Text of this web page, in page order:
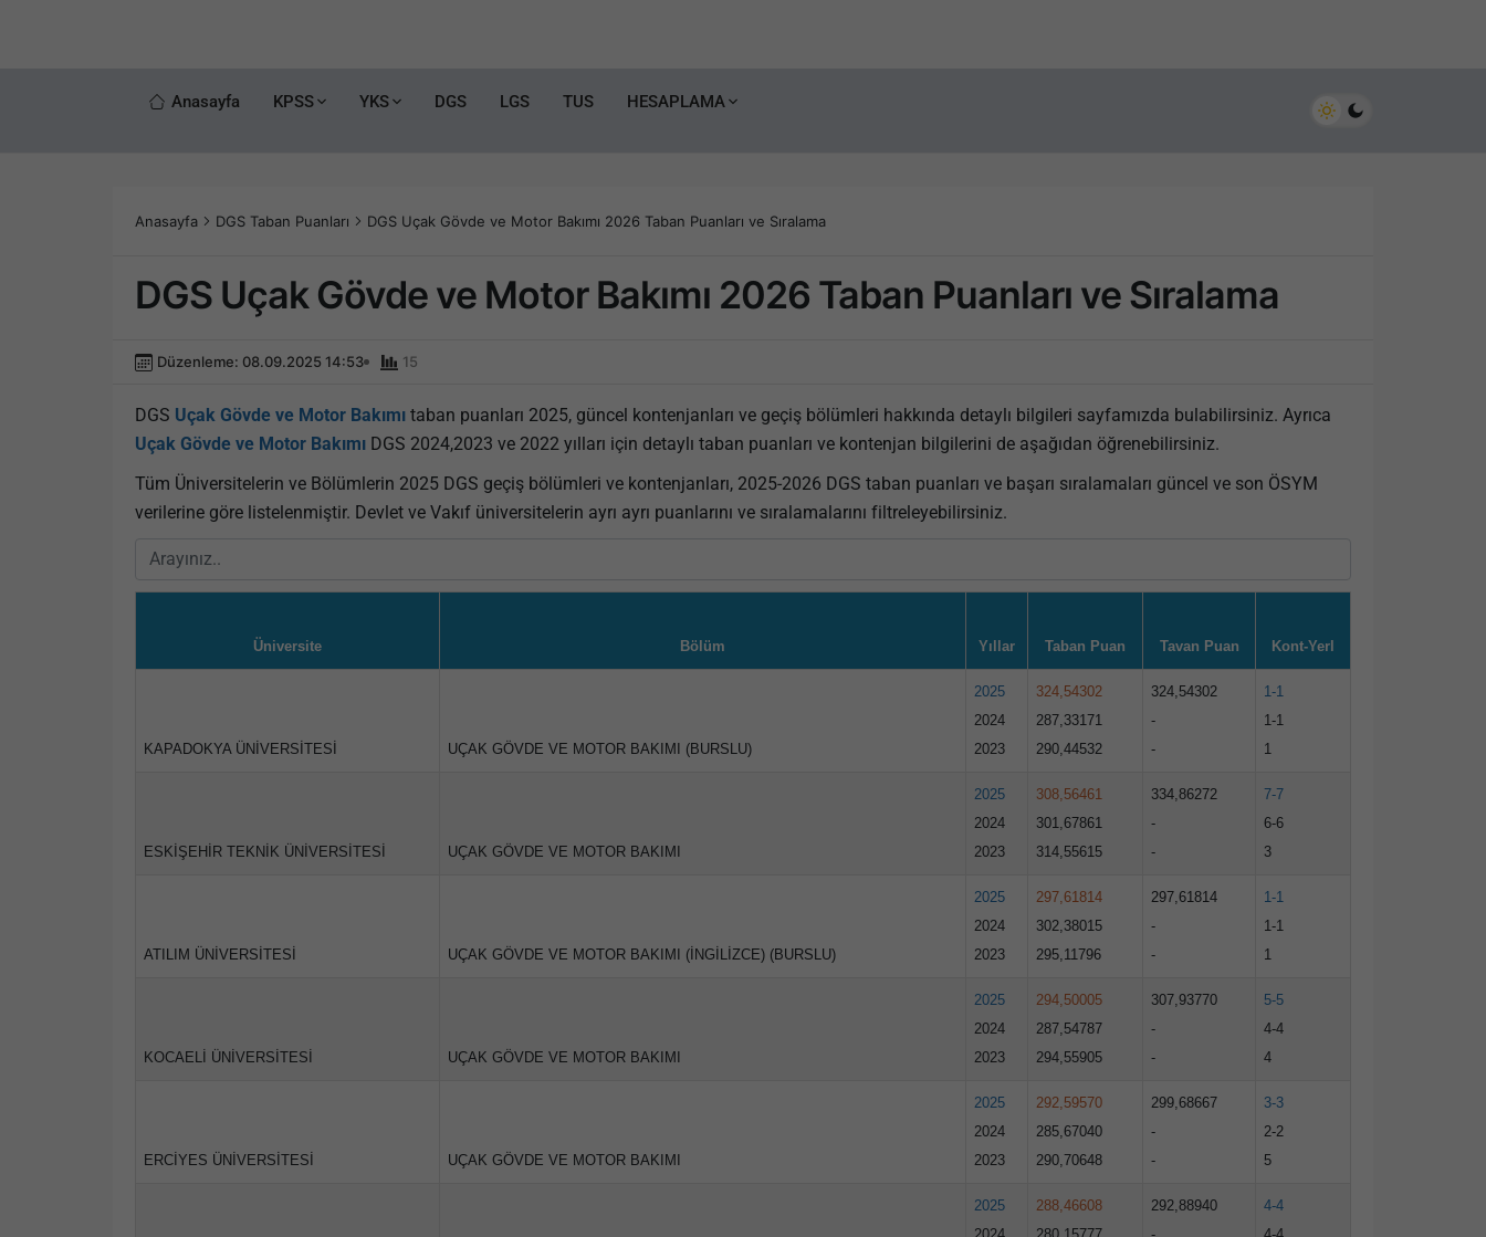
Anasayfa KPSS YKS DGS LGS TUS HESAPLAMA
Anasayfa DGS Taban Puanları DGS Uçak Gövde ve Motor Bakımı 2026 Taban Puanları ve Sıralama
DGS Uçak Gövde ve Motor Bakımı 2026 Taban Puanları ve Sıralama
Düzenleme: 08.09.2025 14:53 15
DGS Uçak Gövde ve Motor Bakımı taban puanları 2025, güncel kontenjanları ve geçiş bölümleri hakkında detaylı bilgileri sayfamızda bulabilirsiniz. Ayrıca
Uçak Gövde ve Motor Bakımı DGS 2024,2023 ve 2022 yılları için detaylı taban puanları ve kontenjan bilgilerini de aşağıdan öğrenebilirsiniz.
Tüm Üniversitelerin ve Bölümlerin 2025 DGS geçiş bölümleri ve kontenjanları, 2025-2026 DGS taban puanları ve başarı sıralamaları güncel ve son ÖSYM
verilerine göre listelenmiştir. Devlet ve Vakıf üniversitelerin ayrı ayrı puanlarını ve sıralamalarını filtreleyebilirsiniz.
Üniversite Bölüm Yıllar Taban Puan Tavan Puan Kont-Yerl
KAPADOKYA ÜNİVERSİTESİ UÇAK GÖVDE VE MOTOR BAKIMI (BURSLU)
2025
2024
2023
324,54302
287,33171
290,44532
324,54302
-
-
1-1
1-1
1
ESKİŞEHİR TEKNİK ÜNİVERSİTESİ UÇAK GÖVDE VE MOTOR BAKIMI
2025
2024
2023
308,56461
301,67861
314,55615
334,86272
-
-
7-7
6-6
3
ATILIM ÜNİVERSİTESİ UÇAK GÖVDE VE MOTOR BAKIMI (İNGİLİZCE) (BURSLU)
2025
2024
2023
297,61814
302,38015
295,11796
297,61814
-
-
1-1
1-1
1
KOCAELİ ÜNİVERSİTESİ UÇAK GÖVDE VE MOTOR BAKIMI
2025
2024
2023
294,50005
287,54787
294,55905
307,93770
-
-
5-5
4-4
4
ERCİYES ÜNİVERSİTESİ UÇAK GÖVDE VE MOTOR BAKIMI
2025
2024
2023
292,59570
285,67040
290,70648
299,68667
-
-
3-3
2-2
5
2025
288,46608
292,88940
4-4